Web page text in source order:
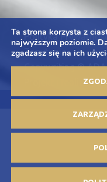
Polityka
Zapytania
Copywriting ©
Projekt i
Ta strona korzysta z
najwyższym poziomie.
zgadzasz się na ich